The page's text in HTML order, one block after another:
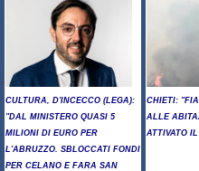
CULTURA, D'INCECCO (LEGA):
"DAL MINISTERO QUASI 5
MILIONI DI EURO PER
L'ABRUZZO. SBLOCCATI FONDI
PER CELANO E FARA SAN
CHIETI:
ALLE
ATTIVATO